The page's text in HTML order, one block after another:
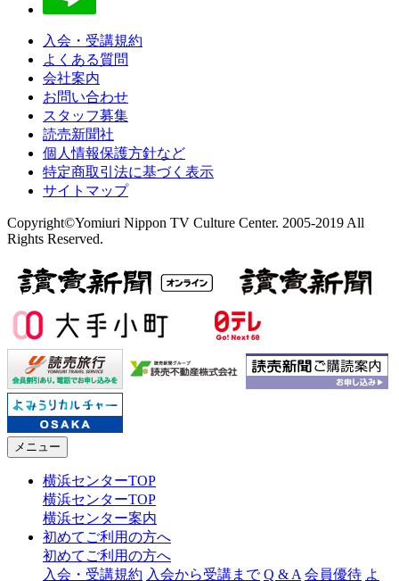
入会・受講規約
よくある質問
会社案内
お問い合わせ
スタッフ募集
読売新聞社
個人情報保護方針など
特定商取引法に基づく表示
サイトマップ
Copyright©Yomiuri Nippon TV Culture Center. 2005-2019 All
Rights Reserved.
メニュー
横浜センターTOP
横浜センターTOP
横浜センター案内
初めてご利用の方へ
初めてご利用の方へ
入会・受講規約 入会から受講まで Q & A 会員優待 よ